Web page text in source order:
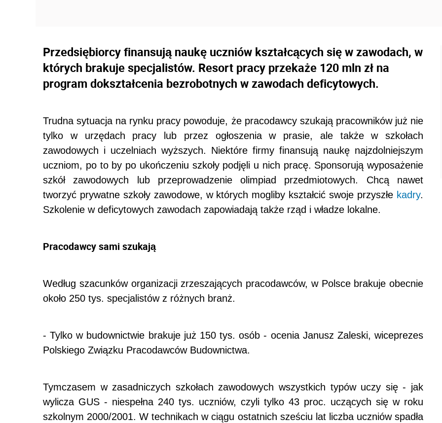
Przedsiębiorcy finansują naukę uczniów kształcących się w zawodach, w
których brakuje specjalistów. Resort pracy przekaże 120 mln zł na
program dokształcenia bezrobotnych w zawodach deficytowych.
Trudna sytuacja na rynku pracy powoduje, że pracodawcy szukają pracowników już nie
tylko w urzędach pracy lub przez ogłoszenia w prasie, ale także w szkołach
zawodowych i uczelniach wyższych. Niektóre firmy finansują naukę najzdolniejszym
uczniom, po to by po ukończeniu szkoły podjęli u nich pracę. Sponsorują wyposażenie
szkół zawodowych lub przeprowadzenie olimpiad przedmiotowych. Chcą nawet
tworzyć prywatne szkoły zawodowe, w których mogliby kształcić swoje przyszłe kadry.
Szkolenie w deficytowych zawodach zapowiadają także rząd i władze lokalne.
Pracodawcy sami szukają
Według szacunków organizacji zrzeszających pracodawców, w Polsce brakuje obecnie
około 250 tys. specjalistów z różnych branż.
- Tylko w budownictwie brakuje już 150 tys. osób - ocenia Janusz Zaleski, wiceprezes
Polskiego Związku Pracodawców Budownictwa.
Tymczasem w zasadniczych szkołach zawodowych wszystkich typów uczy się - jak
wylicza GUS - niespełna 240 tys. uczniów, czyli tylko 43 proc. uczących się w roku
szkolnym 2000/2001. W technikach w ciągu ostatnich sześciu lat liczba uczniów spadła